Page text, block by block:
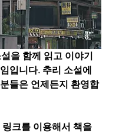
을 함께 읽고 이야기
입니다. 추리 소설에
들은 언제든지 환영합
크를 이용해서 책을